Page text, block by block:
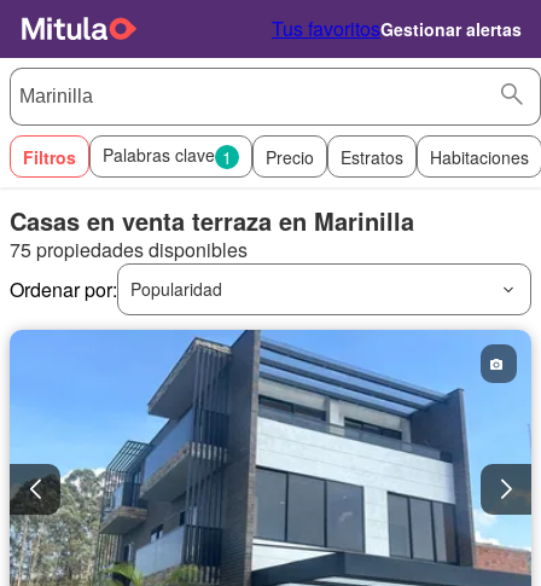
Tus favoritosGestionar alertas
Filtros Palabras clave 1 Precio Estratos Habitaciones
Casas en venta terraza en Marinilla
75 propiedades disponibles
Ordenar por:
Popularidad